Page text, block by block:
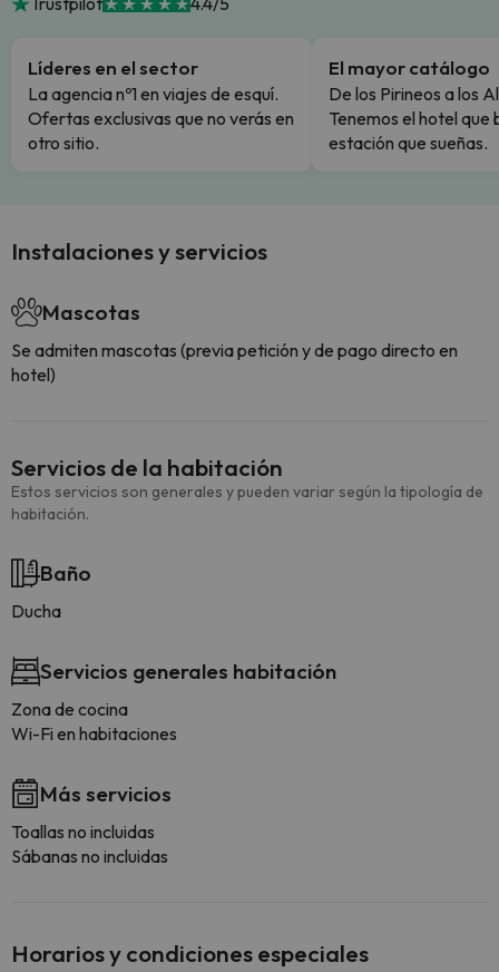
Líderes en el sector
La agencia nº1 en viajes de esquí.
Ofertas exclusivas que no verás en
otro sitio.
El mayor catálogo
De los Pirineos a los
Tenemos el hotel que
estación que sueñas.
Instalaciones y servicios
Mascotas
Se admiten mascotas (previa petición y de pago directo en
hotel)
Servicios de la habitación
Estos servicios son generales y pueden variar según la tipología de
habitación.
Baño
Ducha
Servicios generales habitación
Zona de cocina
Wi-Fi en habitaciones
Más servicios
Toallas no incluidas
Sábanas no incluidas
Horarios y condiciones especiales